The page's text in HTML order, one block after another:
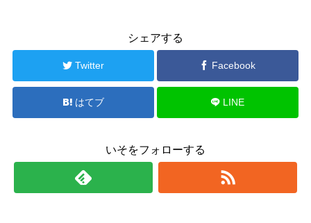
シェアする
Twitter Facebook
はてブ LINE
いそをフォローする